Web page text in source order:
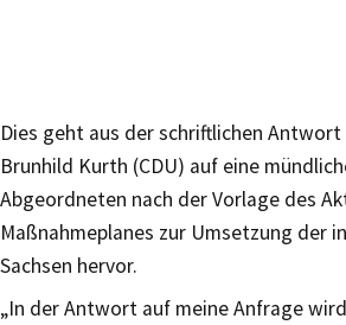
Dies geht aus der schriftlichen
Brunhild Kurth (CDU) auf eine
Abgeordneten nach der Vorlage des
Maßnahmeplanes zur Umsetzung der
Sachsen hervor.
„In der Antwort auf meine Anfrage